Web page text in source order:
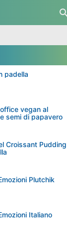
padella
vegan al
semi di papavero
Croissant Pudding
Plutchik
Italiano